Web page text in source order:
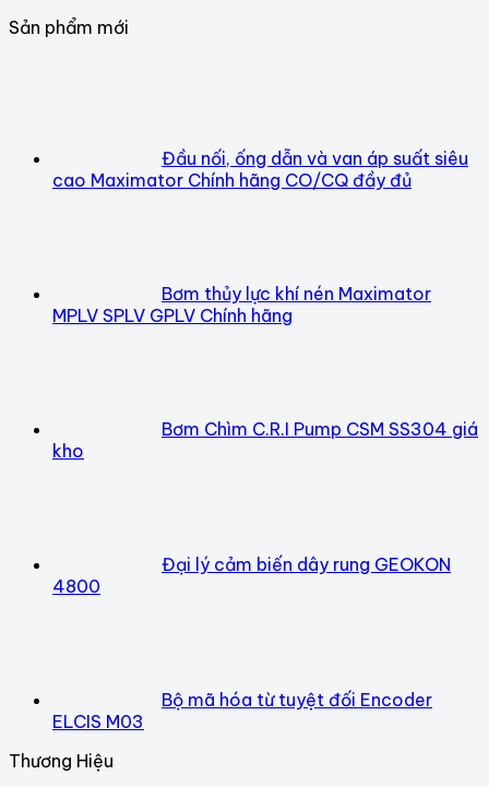
Sản phẩm mới
Đầu nối, ống dẫn và van áp suất siêu
cao Maximator Chính hãng CO/CQ đầy đủ
Bơm thủy lực khí nén Maximator
MPLV SPLV GPLV Chính hãng
Bơm Chìm C.R.I Pump CSM SS304 giá
kho
Đại lý cảm biến dây rung GEOKON
4800
Bộ mã hóa từ tuyệt đối Encoder
ELCIS M03
Thương Hiệu